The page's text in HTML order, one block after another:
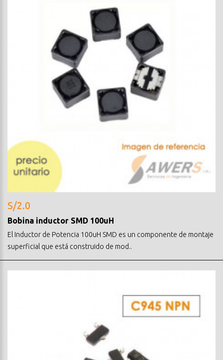
S/2.0
Bobina inductor SMD 100uH
El Inductor de Potencia 100uH SMD es un componente de montaje
superficial que está construido de mod..